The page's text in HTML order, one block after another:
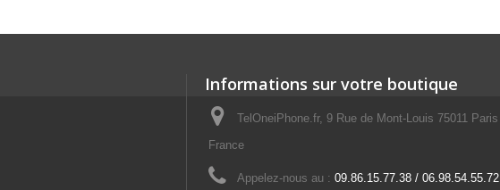
Informations sur votre boutique
TelOneiPhone.fr, 9 Rue de Mont-Louis 75011 Paris
France
Appelez-nous au : 09.86.15.77.38 / 06.98.54.55.72